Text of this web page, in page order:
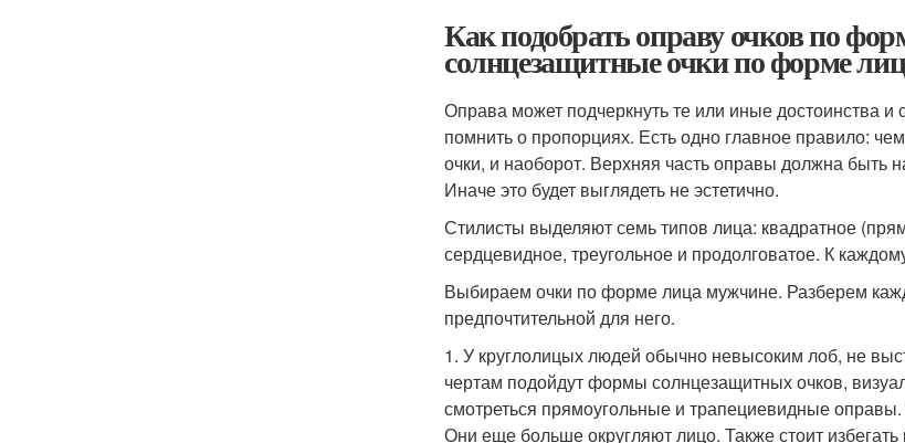
Как подобрать оправу очков по
солнцезащитные очки по форме
Оправа может подчеркнуть те или иные достоинства
помнить о пропорциях. Есть одно главное правило:
очки, и наоборот. Верхняя часть оправы должна
Иначе это будет выглядеть не эстетично.
Стилисты выделяют семь типов лица: квадратное
сердцевидное, треугольное и продолговатое. К
Выбираем очки по форме лица мужчине. Разберем
предпочтительной для него.
1. У круглолицых людей обычно невысоким лоб, не
чертам подойдут формы солнцезащитных очков,
смотреться прямоугольные и трапециевидные
Они еще больше округляют лицо. Также стоит